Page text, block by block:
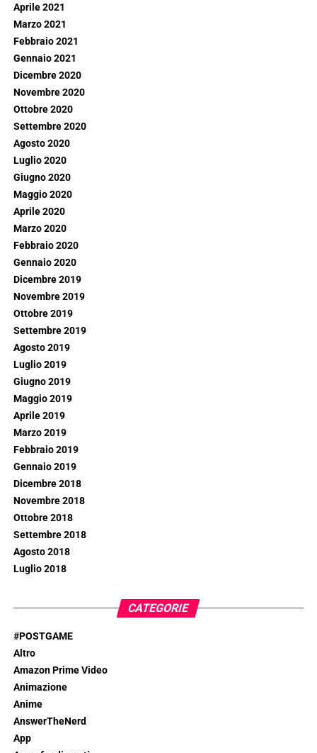
Aprile 2021
Marzo 2021
Febbraio 2021
Gennaio 2021
Dicembre 2020
Novembre 2020
Ottobre 2020
Settembre 2020
Agosto 2020
Luglio 2020
Giugno 2020
Maggio 2020
Aprile 2020
Marzo 2020
Febbraio 2020
Gennaio 2020
Dicembre 2019
Novembre 2019
Ottobre 2019
Settembre 2019
Agosto 2019
Luglio 2019
Giugno 2019
Maggio 2019
Aprile 2019
Marzo 2019
Febbraio 2019
Gennaio 2019
Dicembre 2018
Novembre 2018
Ottobre 2018
Settembre 2018
Agosto 2018
Luglio 2018
CATEGORIE
#POSTGAME
Altro
Amazon Prime Video
Animazione
Anime
AnswerTheNerd
App